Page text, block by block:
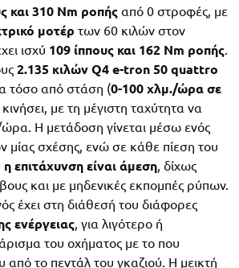
και 310 Nm ροπής από 0 στροφές, με
μοτέρ των 60 κιλών στον
ισχύ 109 ίππους και 162 Nm ροπής.
2.135 κιλών Q4 e-tron 50 quattro
τόσο από στάση (0-100 χλμ./ώρα σε
με τη μέγιστη ταχύτητα να
ώρα. Η μετάδοση γίνεται μέσω ενός
μίας σχέσης, ενώ σε κάθε πίεση του
η επιτάχυνση είναι άμεση, δίχως
και με μηδενικές εκπομπές ρύπων.
έχει στη διάθεσή του διάφορες
ενέργειας, για λιγότερο ή
του οχήματος με το που
από το πεντάλ του γκαζιού. Η μεικτή